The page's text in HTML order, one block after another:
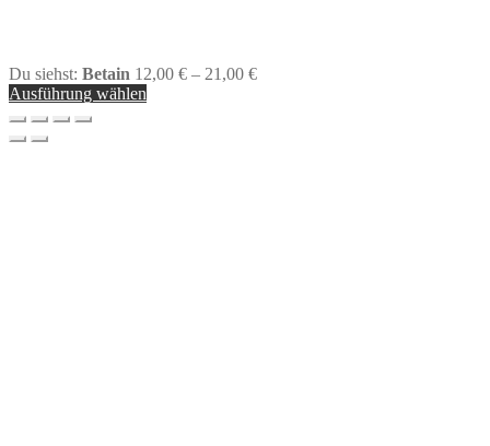
Du siehst: Betain 12,00 € – 21,00 €
Ausführung wählen